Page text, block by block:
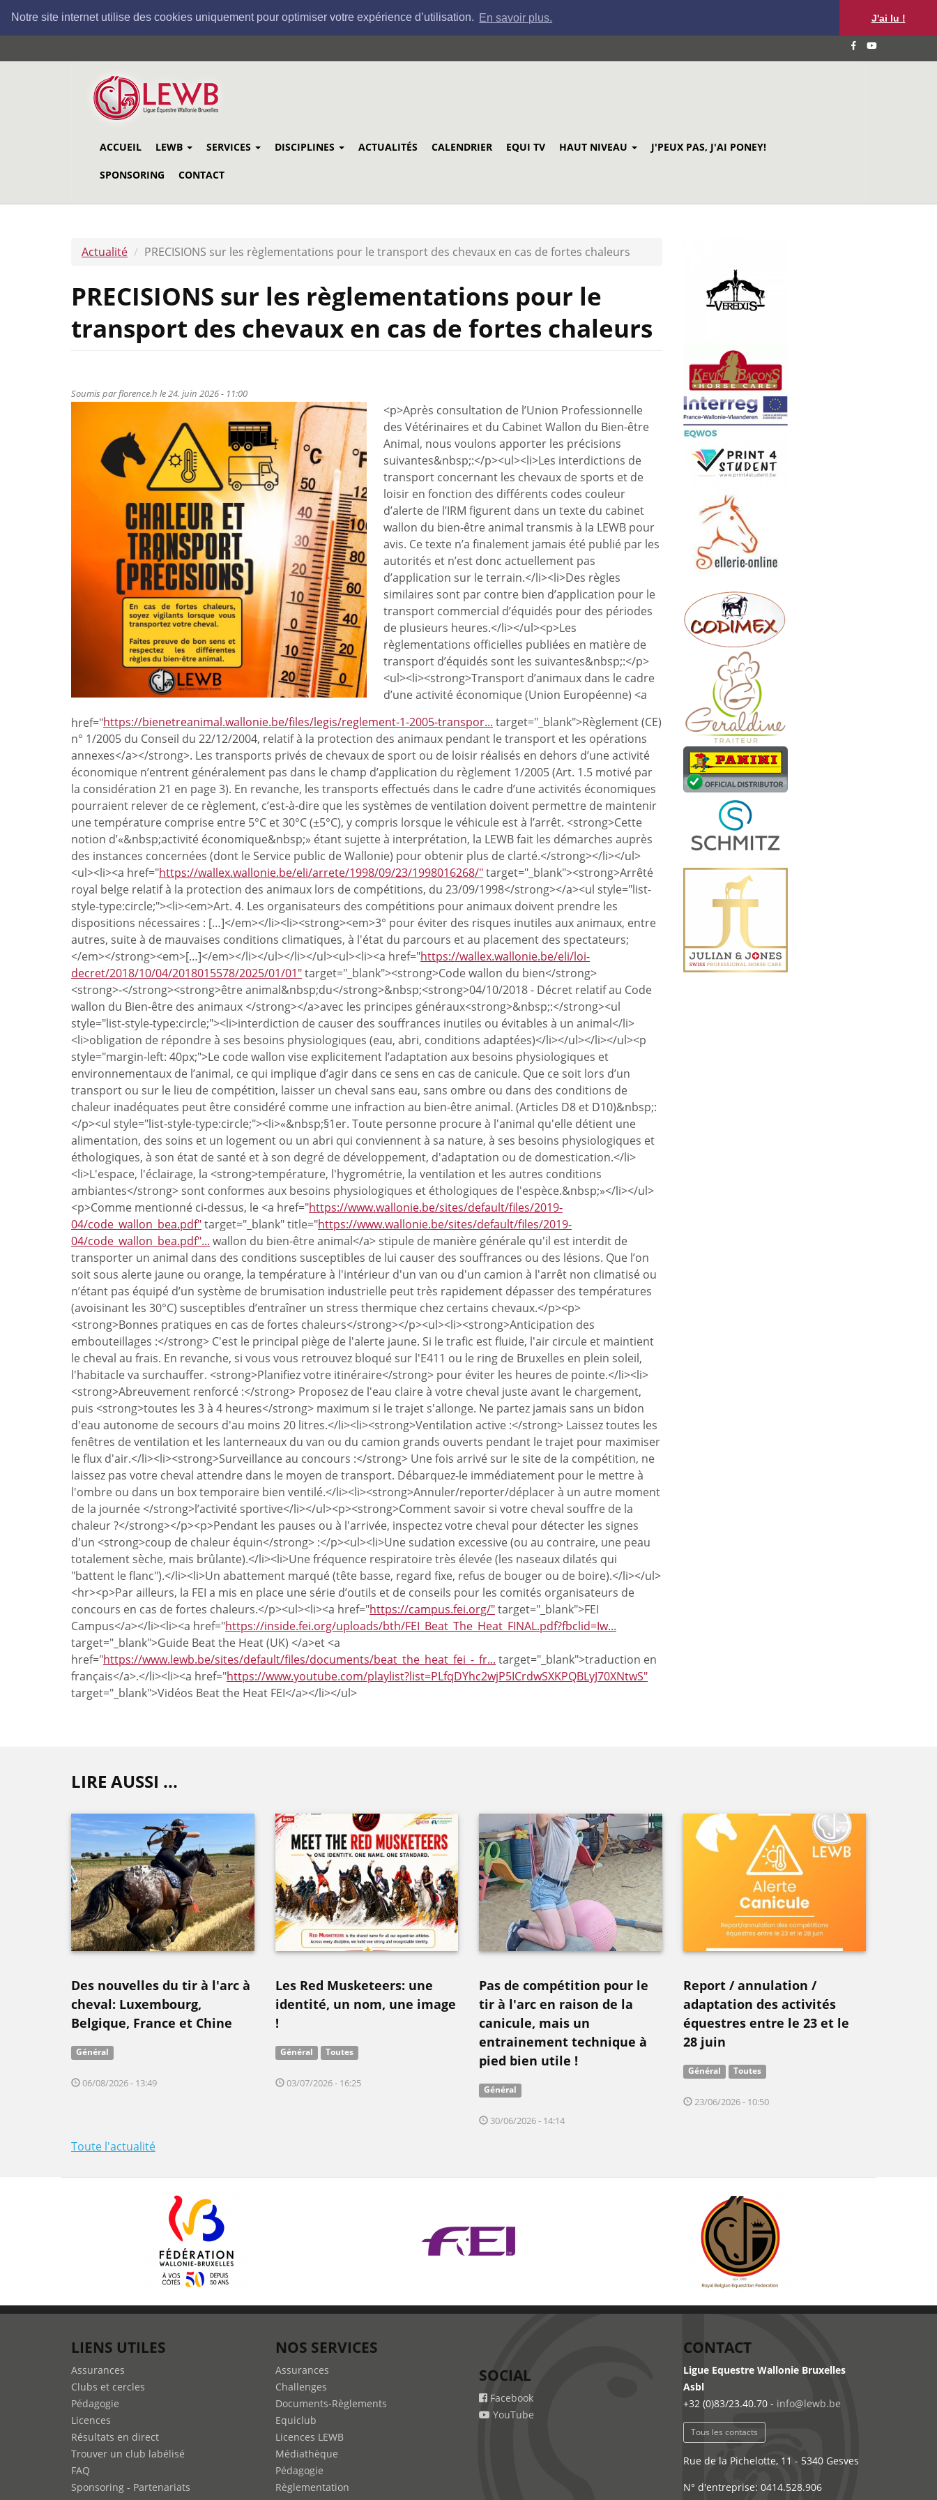
Notre site internet utilise des cookies uniquement pour optimiser votre expérience d’utilisation. En savoir plus. J'ai lu !
au
ACCUEIL LEWB SERVICES DISCIPLINES ACTUALITÉS CALENDRIER EQUI TV HAUT NIVEAU J'PEUX PAS, J'AI PONEY!
SPONSORING CONTACT
Actualité PRECISIONS sur les règlementations pour le transport des chevaux en cas de fortes chaleurs
PRECISIONS sur les règlementations pour le
transport des chevaux en cas de fortes chaleurs
Soumis parflorence.h le 24. juin 2026 - 11:00
<p>Après consultation de l’Union Professionnelle
des Vétérinaires et du Cabinet Wallon du Bien-être
Animal, nous voulons apporter les précisions
suivantes&nbsp;:</p><ul><li>Les interdictions de
transport concernant les chevaux de sports et de
loisir en fonction des différents codes couleur
d’alerte de l’IRM figurent dans un texte du cabinet
wallon du bien-être animal transmis à la LEWB pour
avis. Ce texte n’a finalement jamais été publié par les
autorités et n’est donc actuellement pas
d’application sur le terrain.</li><li>Des règles
similaires sont par contre bien d’application pour le
transport commercial d’équidés pour des périodes
de plusieurs heures.</li></ul><p>Les
règlementations officielles publiées en matière de
transport d’équidés sont les suivantes&nbsp;:</p>
<ul><li><strong>Transport d’animaux dans le cadre
d’une activité économique (Union Européenne) <a
href="https://bienetreanimal.wallonie.be/files/legis/reglement-1-2005-transpor... target="_blank">Règlement (CE)
n° 1/2005 du Conseil du 22/12/2004, relatif à la protection des animaux pendant le transport et les opérations
annexes</a></strong>. Les transports privés de chevaux de sport ou de loisir réalisés en dehors d’une activité
économique n’entrent généralement pas dans le champ d’application du règlement 1/2005 (Art. 1.5 motivé par
la considération 21 en page 3). En revanche, les transports effectués dans le cadre d’une activités économiques
pourraient relever de ce règlement, c’est-à-dire que les systèmes de ventilation doivent permettre de maintenir
une température comprise entre 5°C et 30°C (±5°C), y compris lorsque le véhicule est à l’arrêt. <strong>Cette
notion d’«&nbsp;activité économique&nbsp;» étant sujette à interprétation, la LEWB fait les démarches auprès
des instances concernées (dont le Service public de Wallonie) pour obtenir plus de clarté.</strong></li></ul>
<ul><li><a href="https://wallex.wallonie.be/eli/arrete/1998/09/23/1998016268/"target="_blank"><strong>Arrêté
royal belge relatif à la protection des animaux lors de compétitions, du 23/09/1998</strong></a><ul style="list-
style-type:circle;"><li><em>Art. 4. Les organisateurs des compétitions pour animaux doivent prendre les
dispositions nécessaires : […]</em></li><li><strong><em>3° pour éviter des risques inutiles aux animaux, entre
autres, suite à de mauvaises conditions climatiques, à l'état du parcours et au placement des spectateurs;
</em></strong><em>[…]</em></li></ul></li></ul><ul><li><a href="https://wallex.wallonie.be/eli/loi-
decret/2018/10/04/2018015578/2025/01/01"target="_blank"><strong>Code wallon du bien</strong>
<strong>‑</strong><strong>être animal&nbsp;du</strong>&nbsp;<strong>04/10/2018 - Décret relatif au Code
wallon du Bien-être des animaux </strong></a>avec les principes généraux<strong>&nbsp;:</strong><ul
style="list-style-type:circle;"><li>interdiction de causer des souffrances inutiles ou évitables à un animal</li>
<li>obligation de répondre à ses besoins physiologiques (eau, abri, conditions adaptées)</li></ul></li></ul><p
style="margin-left: 40px;">Le code wallon vise explicitement l’adaptation aux besoins physiologiques et
environnementaux de l’animal, ce qui implique d’agir dans ce sens en cas de canicule. Que ce soit lors d’un
transport ou sur le lieu de compétition, laisser un cheval sans eau, sans ombre ou dans des conditions de
chaleur inadéquates peut être considéré comme une infraction au bien‑être animal. (Articles D8 et D10)&nbsp;:
</p><ul style="list-style-type:circle;"><li>«&nbsp;§1er. Toute personne procure à l'animal qu'elle détient une
alimentation, des soins et un logement ou un abri qui conviennent à sa nature, à ses besoins physiologiques et
éthologiques, à son état de santé et à son degré de développement, d'adaptation ou de domestication.</li>
<li>L'espace, l'éclairage, la <strong>température, l'hygrométrie, la ventilation et les autres conditions
ambiantes</strong> sont conformes aux besoins physiologiques et éthologiques de l'espèce.&nbsp;»</li></ul>
<p>Comme mentionné ci-dessus, le <a href="https://www.wallonie.be/sites/default/files/2019-
04/code_wallon_bea.pdf"target="_blank" title="https://www.wallonie.be/sites/default/files/2019-
04/code_wallon_bea.pdf"... wallon du bien-être animal</a> stipule de manière générale qu'il est interdit de
transporter un animal dans des conditions susceptibles de lui causer des souffrances ou des lésions. Que l’on
soit sous alerte jaune ou orange, la température à l'intérieur d'un van ou d'un camion à l'arrêt non climatisé ou
n’étant pas équipé d’un système de brumisation industrielle peut très rapidement dépasser des températures
(avoisinant les 30°C) susceptibles d’entraîner un stress thermique chez certains chevaux.</p><p>
<strong>Bonnes pratiques en cas de fortes chaleurs</strong></p><ul><li><strong>Anticipation des
embouteillages :</strong> C'est le principal piège de l'alerte jaune. Si le trafic est fluide, l'air circule et maintient
le cheval au frais. En revanche, si vous vous retrouvez bloqué sur l'E411 ou le ring de Bruxelles en plein soleil,
l'habitacle va surchauffer. <strong>Planifiez votre itinéraire</strong> pour éviter les heures de pointe.</li><li>
<strong>Abreuvement renforcé :</strong> Proposez de l'eau claire à votre cheval juste avant le chargement,
puis <strong>toutes les 3 à 4 heures</strong> maximum si le trajet s'allonge. Ne partez jamais sans un bidon
d'eau autonome de secours d'au moins 20 litres.</li><li><strong>Ventilation active :</strong> Laissez toutes les
fenêtres de ventilation et les lanterneaux du van ou du camion grands ouverts pendant le trajet pour maximiser
le flux d'air.</li><li><strong>Surveillance au concours :</strong> Une fois arrivé sur le site de la compétition, ne
laissez pas votre cheval attendre dans le moyen de transport. Débarquez-le immédiatement pour le mettre à
l'ombre ou dans un box temporaire bien ventilé.</li><li><strong>Annuler/reporter/déplacer à un autre moment
de la journée </strong>l’activité sportive</li></ul><p><strong>Comment savoir si votre cheval souffre de la
chaleur ?</strong></p><p>Pendant les pauses ou à l'arrivée, inspectez votre cheval pour détecter les signes
d'un <strong>coup de chaleur équin</strong> :</p><ul><li>Une sudation excessive (ou au contraire, une peau
totalement sèche, mais brûlante).</li><li>Une fréquence respiratoire très élevée (les naseaux dilatés qui
"battent le flanc").</li><li>Un abattement marqué (tête basse, regard fixe, refus de bouger ou de boire).</li></ul>
<hr><p>Par ailleurs, la FEI a mis en place une série d’outils et de conseils pour les comités organisateurs de
concours en cas de fortes chaleurs.</p><ul><li><a href="https://campus.fei.org/"target="_blank">FEI
Campus</a></li><li><a href="https://inside.fei.org/uploads/bth/FEI_Beat_The_Heat_FINAL.pdf?fbclid=Iw...
target="_blank">Guide Beat the Heat (UK) </a>et <a
href="https://www.lewb.be/sites/default/files/documents/beat_the_heat_fei_-_fr... target="_blank">traduction en
français</a>.</li><li><a href="https://www.youtube.com/playlist?list=PLfqDYhc2wjP5ICrdwSXKPQBLyJ70XNtwS"
target="_blank">Vidéos Beat the Heat FEI</a></li></ul>
LIRE AUSSI ...
Des nouvelles du tir à l'arc à
cheval: Luxembourg,
Belgique, France et Chine
Général
06/08/2026 - 13:49
Les Red Musketeers: une
identité, un nom, une image
!
Général Toutes
03/07/2026 - 16:25
Pas de compétition pour le
tir à l'arc en raison de la
canicule, mais un
entrainement technique à
pied bien utile !
Général
30/06/2026 - 14:14
Report / annulation /
adaptation des activités
équestres entre le 23 et le
28 juin
Général Toutes
23/06/2026 - 10:50
Toute l'actualité
LIENS UTILES
Assurances
Clubs et cercles
Pédagogie
Licences
Résultats en direct
Trouver un club labélisé
FAQ
Sponsoring - Partenariats
NOS SERVICES
Assurances
Challenges
Documents-Règlements
Equiclub
Licences LEWB
Médiathèque
Pédagogie
Règlementation
SOCIAL
Facebook
YouTube
CONTACT
Ligue Equestre Wallonie Bruxelles
Asbl
+32 (0)83/23.40.70 - info@lewb.be
Tous les contacts
Rue de la Pichelotte, 11 - 5340 Gesves
N° d'entreprise: 0414.528.906